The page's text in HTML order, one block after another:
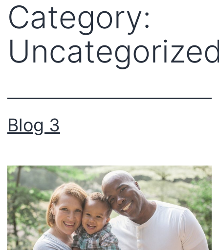
Category:
Blog 3